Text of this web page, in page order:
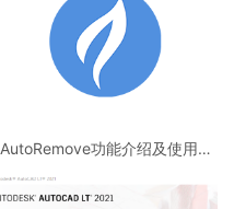
AutoRemove功能介绍及使用教